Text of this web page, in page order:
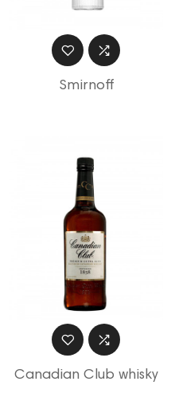
Smirnoff
Canadian Club whisky